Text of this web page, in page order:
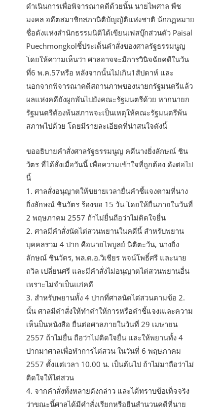
ดำเนินการเพื่อพิจารณาคดีด้วยนั้น นายไพศาล พืช
มงคล อดีตสมาชิกสภานิติบัญญัติแห่งชาติ นักกฏหมาย
ชื่อดังแห่งสำนักธรรมนิติได้เขียนเฟสบุ๊กส่วนตัว Paisal
Puechmongkolชี้ประเด็นคำสั่งของศาลรัฐธรรมนูญ
โดยให้ความเห็นว่า ศาลอาจจะมีการวินิจฉัยคดีในวัน
ที่6 พ.ค.57หรือ หลังจากนั้นไม่เกิน1สัปดาห์ และ
นอกจากพิจารณาคดีสถานภาพของนายกรัฐมนตรีแล้ว
ผลแห่งคดียังผูกพันไปยังคณะรัฐมนตรีด้วย หากนายก
รัฐมนตรีต้องพ้นสภาพจะเป็นเหตุให้คณะรัฐมนตรีพ้น
สภาพไปด้วย โดยมีรายละเอียดที่น่าสนใจดังนี้
ขออธิบายคำสั่งศาลรัฐธรรมนูญ คดีนางยิ่งลักษณ์ ชิน
วัตร ที่ได้สั่งเมื่อวันนี้ เพื่อความเข้าใจที่ถูกต้อง ดังต่อไป
นี้
1. ศาลสั่งอนุญาตให้ขยายเวลายื่นคำชี้แจงตามที่นาง
ยิ่งลักษณ์ ชินวัตร ร้องขอ 15 วัน โดยให้ยื่นภายในวันที่
2 พฤษภาคม 2557 ถ้าไม่ยื่นถือว่าไม่ติดใจยื่น
2. ศาลมีคำสั่งนัดไต่สวนพยานในคดีนี้ สำหรับพยาน
บุคคลรวม 4 ปาก คือนายไพบูลย์ นิติตะวัน, นางยิ่ง
ลักษณ์ ชินวัตร, พล.ต.อ.วิเชียร พจน์โพธิ์ศรี และนาย
ถวิล เปลี่ยนศรี และมีคำสั่งไม่อนุญาตไต่สวนพยานอื่น
เพราะไม่จำเป็นแก่คดี
3. สำหรับพยานทั้ง 4 ปากที่ศาลนัดไต่สวนตามข้อ 2.
นั้น ศาลมีคำสั่งให้ทำคำให้การหรือคำชี้แจงเและความ
เห็นป็นหนังสือ ยื่นต่อศาลภายในวันที่ 29 เมษายน
2557 ถ้าไม่ยื่น ถือว่าไม่ติดใจยื่น และให้พยานทั้ง 4
ปากมาศาลเพื่อทำการไต่สวน ในวันที่ 6 พฤษภาคม
2557 ตั้งแต่เวลา 10.00 น. เป็นต้นไป ถ้าไม่มาถือว่าไม่
ติดใจให้ไต่สวน
4. จากคำสั่งทั้งหลายดังกล่าว และได้ทราบข้อเท็จจริง
ว่าขณะนี้ศาลได้มีคำสั่งเรียกหรือยืนสำนวนคดีที่นาย